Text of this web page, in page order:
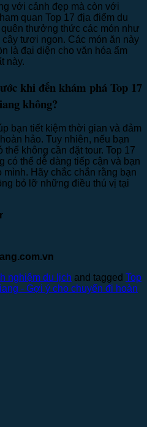
với cảnh đẹp mà còn với
quan Top 17 địa điểm du
thưởng thức các món như
cây tươi ngon. Các món ăn này
là đại diện cho văn hóa ẩm
này.
khi đến khám phá Top 17
không?
bạn tiết kiệm thời gian và đảm
hảo. Tuy nhiên, nếu bạn
không cần đặt tour. Top 17
có thể dễ dàng tiếp cận và bạn
Hãy chắc chắn rằng bạn
bỏ lỡ những điều thú vị tại
nghiệm du lịch and tagged Top
- Gợi ý cho chuyến đi hoàn